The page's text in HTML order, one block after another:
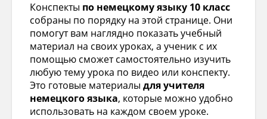
Конспекты по немецкому языку 10 класс
собраны по порядку на этой странице. Они
помогут вам наглядно показать учебный
материал на своих уроках, а ученик с их
помощью сможет самостоятельно изучить
любую тему урока по видео или конспекту.
Это готовые материалы для учителя
немецкого языка, которые можно удобно
использовать на каждом своем уроке.